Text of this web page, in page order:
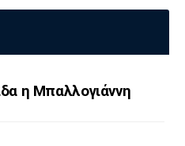
η Μπαλλογιάννη